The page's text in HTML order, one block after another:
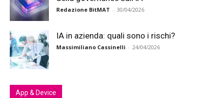
Redazione BitMAT - 30/04/2026
IA in azienda: quali sono i rischi?
Massimiliano Cassinelli - 24/04/2026
App & Device